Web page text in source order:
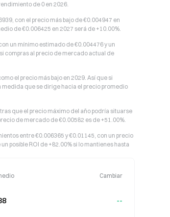
de 0 en 2026.
con el precio más bajo de €0.004947 en
de €0.006425 en 2027 será de +10.00%.
un mínimo estimado de €0.004476 y un
compras al precio de mercado actual de
el precio más bajo en 2029. Así que si
medida que se dirige hacia el precio promedio
que el precio máximo del año podría situarse
de mercado de €0.00582 es de +51.00%.
entre €0.006365 y €0.01145, con un precio
posible ROI de +82.00% si lo mantienes hasta
Cambiar
--